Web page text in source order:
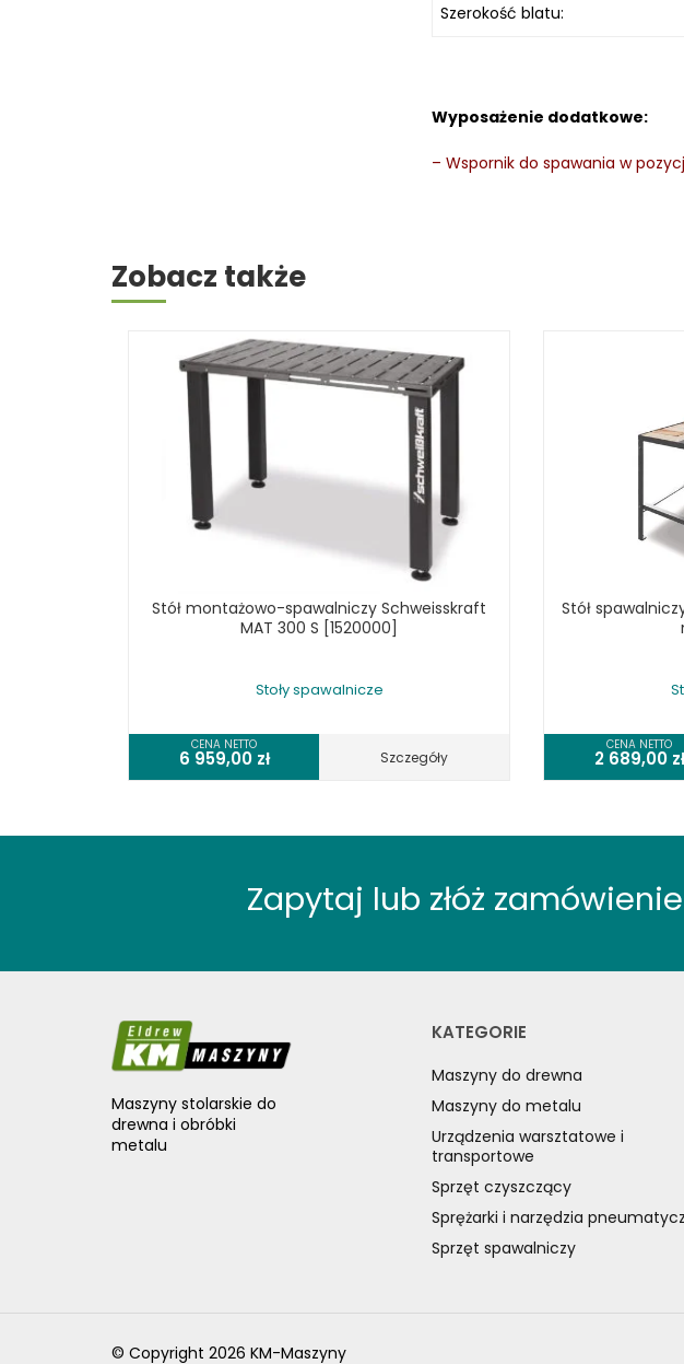
Szerokość blatu:
Wyposażenie dodatkowe:
– Wspornik do spawania w
Zobacz także
Stół montażowo-spawalniczy Schweisskraft
MAT 300 S [1520000]
Stoły spawalnicze
CENA NETTO
6 959,00 zł Szczegóły
Stół
CENA NETTO
2 689,00 zł
Zapytaj lub złóż zamówienie
Maszyny stolarskie do
drewna i obróbki
metalu
KATEGORIE
Maszyny do drewna
Maszyny do metalu
Urządzenia warsztatowe i
transportowe
Sprzęt czyszczący
Sprężarki i narzędzia
Sprzęt spawalniczy
© Copyright 2026 KM-Maszyny